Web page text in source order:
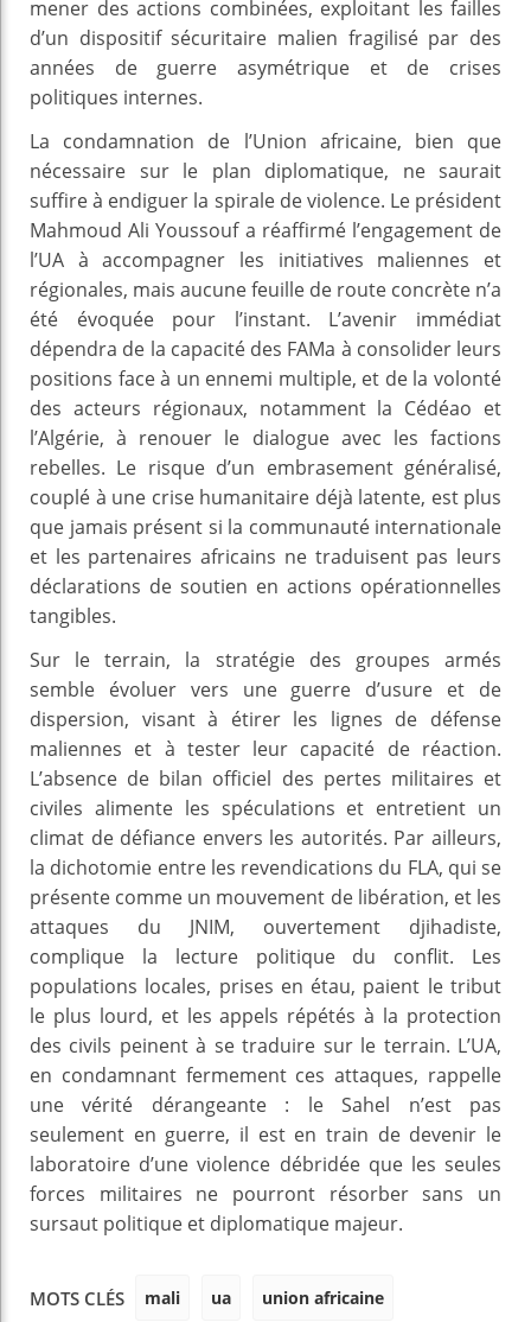
mener des actions combinées, exploitant les failles
d’un dispositif sécuritaire malien fragilisé par des
années de guerre asymétrique et de crises
politiques internes.
La condamnation de l’Union africaine, bien que
nécessaire sur le plan diplomatique, ne saurait
suffire à endiguer la spirale de violence. Le président
Mahmoud Ali Youssouf a réaffirmé l’engagement de
l’UA à accompagner les initiatives maliennes et
régionales, mais aucune feuille de route concrète n’a
été évoquée pour l’instant. L’avenir immédiat
dépendra de la capacité des FAMa à consolider leurs
positions face à un ennemi multiple, et de la volonté
des acteurs régionaux, notamment la Cédéao et
l’Algérie, à renouer le dialogue avec les factions
rebelles. Le risque d’un embrasement généralisé,
couplé à une crise humanitaire déjà latente, est plus
que jamais présent si la communauté internationale
et les partenaires africains ne traduisent pas leurs
déclarations de soutien en actions opérationnelles
tangibles.
Sur le terrain, la stratégie des groupes armés
semble évoluer vers une guerre d’usure et de
dispersion, visant à étirer les lignes de défense
maliennes et à tester leur capacité de réaction.
L’absence de bilan officiel des pertes militaires et
civiles alimente les spéculations et entretient un
climat de défiance envers les autorités. Par ailleurs,
la dichotomie entre les revendications du FLA, qui se
présente comme un mouvement de libération, et les
attaques du JNIM, ouvertement djihadiste,
complique la lecture politique du conflit. Les
populations locales, prises en étau, paient le tribut
le plus lourd, et les appels répétés à la protection
des civils peinent à se traduire sur le terrain. L’UA,
en condamnant fermement ces attaques, rappelle
une vérité dérangeante : le Sahel n’est pas
seulement en guerre, il est en train de devenir le
laboratoire d’une violence débridée que les seules
forces militaires ne pourront résorber sans un
sursaut politique et diplomatique majeur.
MOTS CLÉS mali ua union africaine